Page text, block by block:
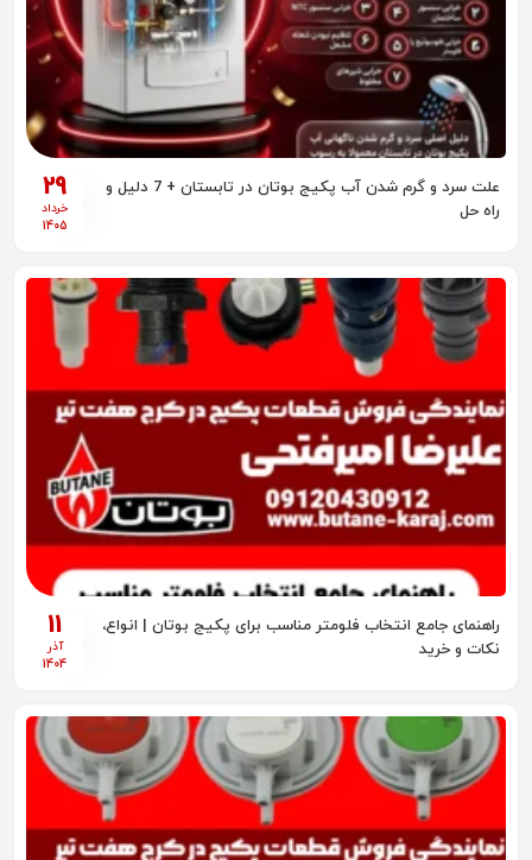
29
خرداد
1405
علت سرد و گرم شدن آب پکیج بوتان در تابستان + 7 دلیل و
راه‌ حل
11
آذر
1404
راهنمای جامع انتخاب فلومتر مناسب برای پکیج بوتان | انواع،
نکات و خرید